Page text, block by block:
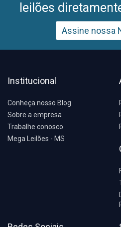
leilões
Assine nossa
Institucional
Conheça nosso Blog
Sobre a empresa
Trabalhe conosco
Mega Leilões - MS